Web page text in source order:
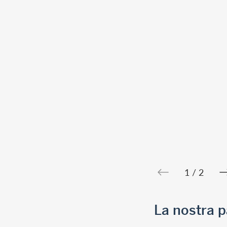
1 / 2
La nostra